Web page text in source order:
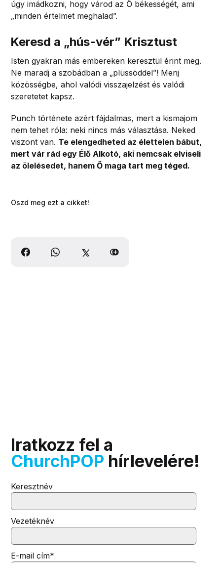
úgy imádkozni, hogy várod az Ő békességét, ami
„minden értelmet meghalad”.
Keresd a „hús-vér” Krisztust
Isten gyakran más embereken keresztül érint meg.
Ne maradj a szobádban a „plüssöddel”! Menj
közösségbe, ahol valódi visszajelzést és valódi
szeretetet kapsz.
Punch története azért fájdalmas, mert a kismajom
nem tehet róla: neki nincs más választása. Neked
viszont van. Te elengedheted az élettelen bábut,
mert vár rád egy Élő Alkotó, aki nemcsak elviseli
az ölelésedet, hanem Ő maga tart meg téged.
Oszd meg ezt a cikket!
Iratkozz fel a
ChurchPOP hírlevelére!
Keresztnév
Vezetéknév
E-mail cím*